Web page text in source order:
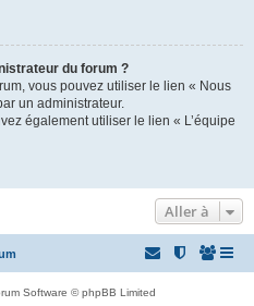
du forum ?
vous pouvez utiliser le lien « Nous
un administrateur.
également utiliser le lien « L’équipe
Aller à
Software © phpBB Limited